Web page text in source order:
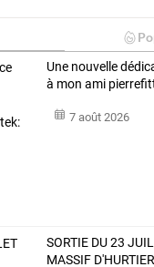
Une nouvelle
à mon ami
7 août 2026
SORTIE DU 23
MASSIF